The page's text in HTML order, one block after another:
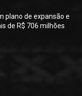
plano de expansão e
de R$ 706 milhões